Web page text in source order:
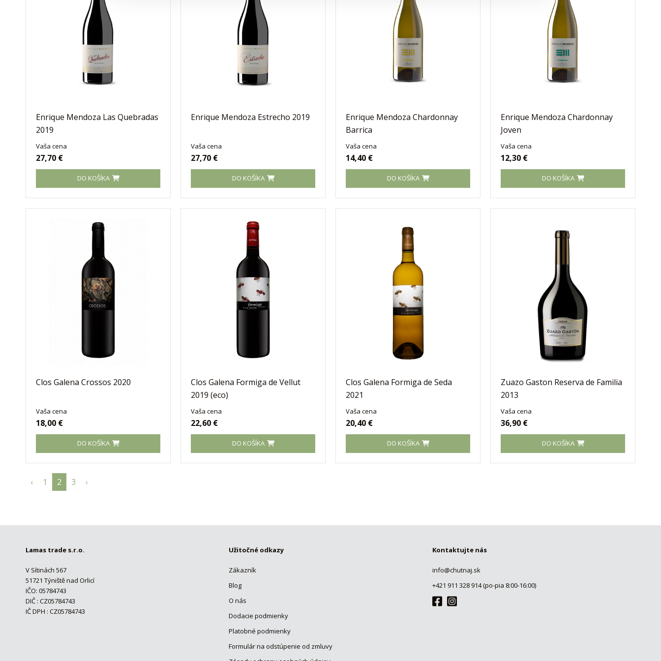
Enrique Mendoza Las Quebradas
2019
Vaša cena
27,70 €
DO KOŠÍKA
Enrique Mendoza Estrecho 2019
Vaša cena
27,70 €
DO KOŠÍKA
Enrique Mendoza Chardonnay
Barrica
Vaša cena
14,40 €
DO KOŠÍKA
Enrique Mendoza Chardonnay
Joven
Vaša cena
12,30 €
DO KOŠÍKA
Clos Galena Crossos 2020
Vaša cena
18,00 €
DO KOŠÍKA
Clos Galena Formiga de Vellut
2019 (eco)
Vaša cena
22,60 €
DO KOŠÍKA
Clos Galena Formiga de Seda
2021
Vaša cena
20,40 €
DO KOŠÍKA
Zuazo Gaston Reserva de Familia
2013
Vaša cena
36,90 €
DO KOŠÍKA
‹ 1 2 3 ›
Lamas trade s.r.o.
V Sítinách 567
51721 Týniště nad Orlicí
IČO: 05784743
DIČ : CZ05784743
IČ DPH : CZ05784743
Užitočné odkazy
Zákazník
Blog
O nás
Dodacie podmienky
Platobné podmienky
Formulár na odstúpenie od zmluvy
Kontaktujte nás
info@chutnaj.sk
+421 911 328 914 (po-pia 8:00-16:00)